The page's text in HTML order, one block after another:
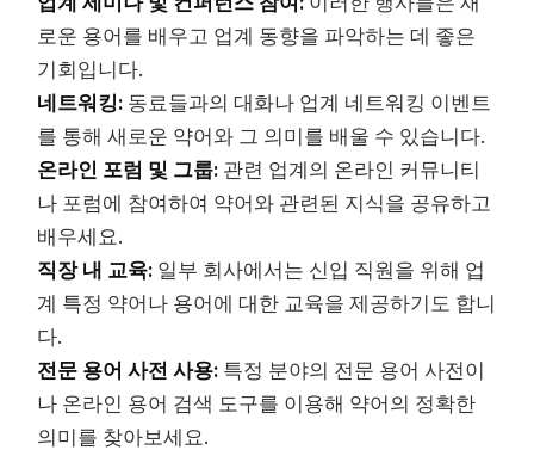
로운 용어를 배우고 업계 동향을 파악하는 데 좋은
기회입니다.
네트워킹: 동료들과의 대화나 업계 네트워킹 이벤트
를 통해 새로운 약어와 그 의미를 배울 수 있습니다.
온라인 포럼 및 그룹: 관련 업계의 온라인 커뮤니티
나 포럼에 참여하여 약어와 관련된 지식을 공유하고
배우세요.
직장 내 교육: 일부 회사에서는 신입 직원을 위해 업
계 특정 약어나 용어에 대한 교육을 제공하기도 합니
다.
전문 용어 사전 사용: 특정 분야의 전문 용어 사전이
나 온라인 용어 검색 도구를 이용해 약어의 정확한
의미를 찾아보세요.